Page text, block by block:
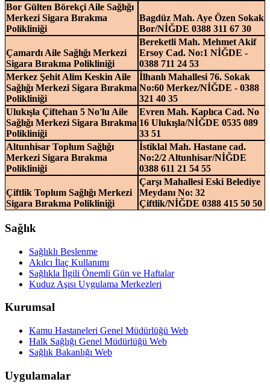
Bor Gülten Börekçi Aile Sağlığı
Merkezi Sigara Bırakma
Polikliniği
Bagdüz Mah. Aye Özen Sokak
Bor/NİĞDE 0388 311 67 30
Çamardı Aile Sağlığı Merkezi
Sigara Bırakma Polikliniği
Bereketli Mah. Mehmet Akif
Ersoy Cad. No:1 NİĞDE -
0388 711 24 53
Merkez Şehit Alim Keskin Aile
Sağlığı Merkezi Sigara Bırakma
Polikliniği
İlhanlı Mahallesi 76. Sokak
No:60 Merkez/NİĞDE - 0388
321 40 35
Ulukışla Çiftehan 5 No'lu Aile
Sağlığı Merkezi Sigara Bırakma
Polikliniği
Evren Mah. Kaplıca Cad. No
16 Ulukışla/NİĞDE 0535 089
33 51
Altunhisar Toplum Sağlığı
Merkezi Sigara Bırakma
Polikliniği
İstiklal Mah. Hastane cad.
No:2/2 Altunhisar/NİĞDE
0388 611 21 54 55
Çiftlik Toplum Sağlığı Merkezi
Sigara Bırakma Polikliniği
Çarşı Mahallesi Eski Belediye
Meydanı No: 32
Çiftlik/NİĞDE 0388 415 50 50
Sağlık
Sağlıklı Beslenme
Akılcı İlaç Kullanımı
Sağlıkla İlgili Önemli Gün ve Haftalar
Kuduz Aşısı Uygulama Merkezleri
Kurumsal
Kamu Hastaneleri Genel Müdürlüğü Web
Halk Sağlığı Genel Müdürlüğü Web
Sağlık Bakanlığı Web
Uygulamalar